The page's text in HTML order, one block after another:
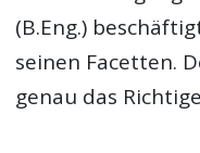
(B.Eng.)
seinen Facetten.
genau das